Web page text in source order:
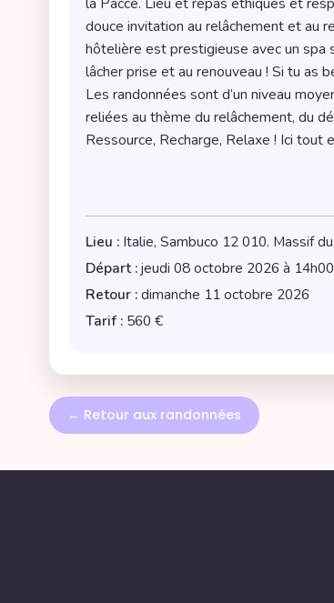
douce invitation au relâchement et au
hôtelière est prestigieuse avec un spa
lâcher prise et au renouveau ! Si tu as
Les randonnées sont d’un niveau
reliées au thème du relâchement, du
Ressource, Recharge, Relaxe ! Ici tout
Lieu : Italie, Sambuco 12 010. Massif
Départ :jeudi 08 octobre 2026 à 14h00
Retour :dimanche 11 octobre 2026
Tarif : 560 €
← Retour aux randonnées